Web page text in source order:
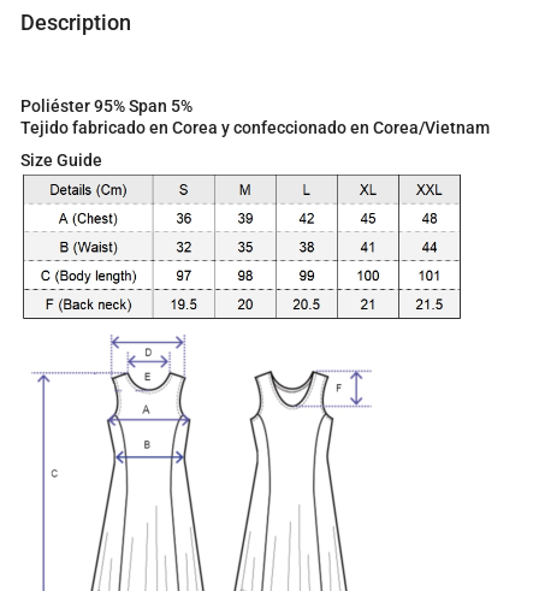
o
o
t
l
s
0
€
Description
Poliéster 95% Span 5%
Tejido fabricado en Corea y confeccionado en Corea/Vietnam
Size Guide